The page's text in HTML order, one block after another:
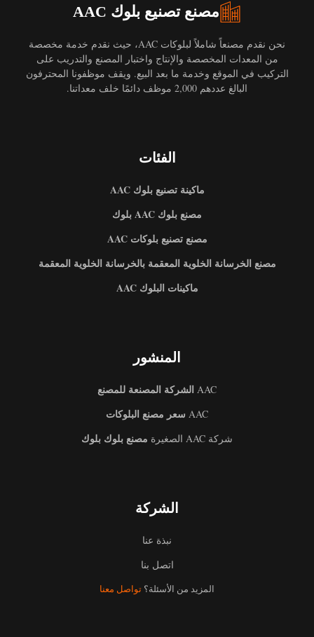
مصنع تصنيع بلوك AAC
نحن نقدم مصنعاً شاملاً لبلوكات AAC، حيث نقدم خدمة مخصصة
من المعدات المخصصة والإنتاج واختبار المصنع والتدريب على
التركيب في الموقع وخدمة ما بعد البيع. ويقف موظفونا المحترفون
البالغ عددهم 2,000 موظف دائمًا خلف معداتنا.
الفئات
ماكينة تصنيع بلوك AAC
مصنع بلوك AAC بلوك
مصنع تصنيع بلوكات AAC
مصنع الخرسانة الخلوية المعقمة بالخرسانة الخلوية المعقمة
ماكينات البلوك AAC
المنشور
AACالشركة المصنعة للمصنع
AACسعر مصنع البلوكات
شركة AAC الصغيرة مصنع بلوك بلوك
الشركة
نبذة عنا
اتصل بنا
المزيد من الأسئلة؟تواصل معنا